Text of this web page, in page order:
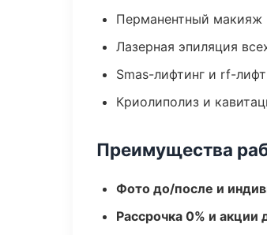
Перманентный макияж
Лазерная эпиляция
Smas-лифтинг и rf-
Криолиполиз и
Преимущества
Фото до/после и
Рассрочка 0% и акции